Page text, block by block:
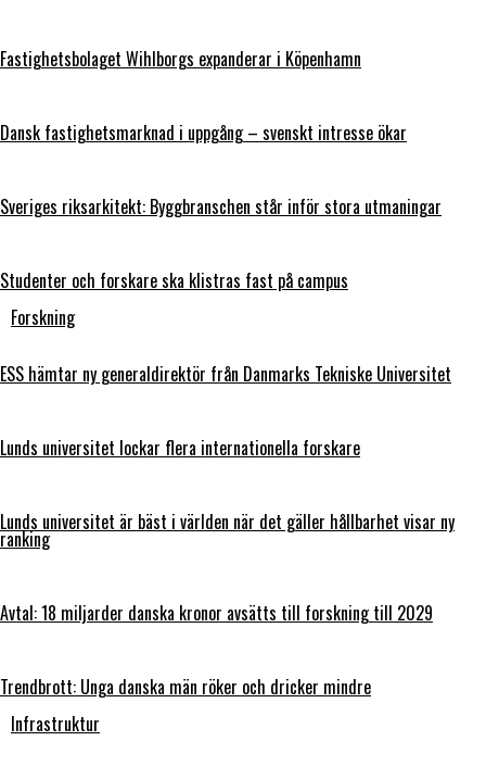
Fastighetsbolaget Wihlborgs expanderar i Köpenhamn
Dansk fastighetsmarknad i uppgång – svenskt intresse ökar
Sveriges riksarkitekt: Byggbranschen står inför stora utmaningar
Studenter och forskare ska klistras fast på campus
Forskning
ESS hämtar ny generaldirektör från Danmarks Tekniske Universitet
Lunds universitet lockar flera internationella forskare
Lunds universitet är bäst i världen när det gäller hållbarhet visar ny
ranking
Avtal: 18 miljarder danska kronor avsätts till forskning till 2029
Trendbrott: Unga danska män röker och dricker mindre
Infrastruktur